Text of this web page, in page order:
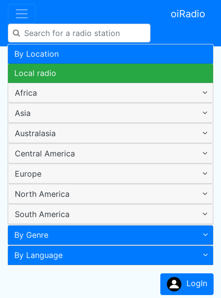
oiRadio
By Location
Local radio
Africa
Asia
Australasia
Central America
Europe
North America
South America
By Genre
By Language
LogIn